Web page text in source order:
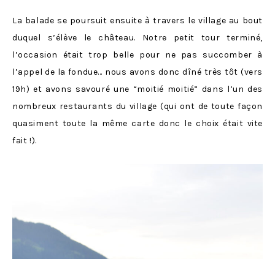
La balade se poursuit ensuite à travers le village au bout
duquel s’élève le château. Notre petit tour terminé,
l’occasion était trop belle pour ne pas succomber à
l’appel de la fondue… nous avons donc dîné très tôt (vers
19h) et avons savouré une “moitié moitié” dans l’un des
nombreux restaurants du village (qui ont de toute façon
quasiment toute la même carte donc le choix était vite
fait !).